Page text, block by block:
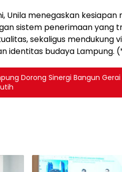
Unila menegaskan
sistem penerimaan yang
sekaligus mendukung
identitas budaya Lampung.
Dorong Sinergi Bangun